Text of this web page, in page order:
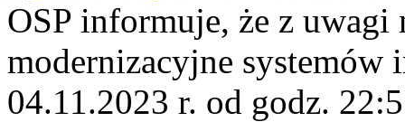
OSP informuje, że z uwagi
modernizacyjne
04.11.2023 r. od godz.